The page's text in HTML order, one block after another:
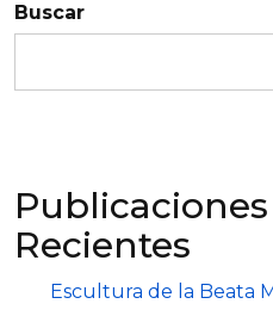
Buscar
Publicaciones
Recientes
Escultura de la Beata